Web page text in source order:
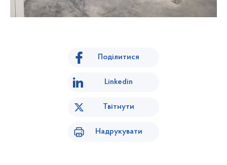
Поділитися
Linkedin
Твітнути
Надрукувати